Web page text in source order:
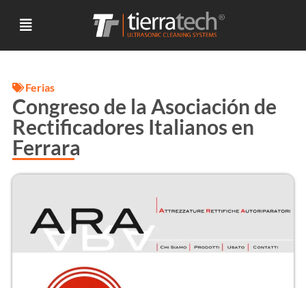
Ferias
Congreso de la Asociación de
Rectificadores Italianos en
Ferrara